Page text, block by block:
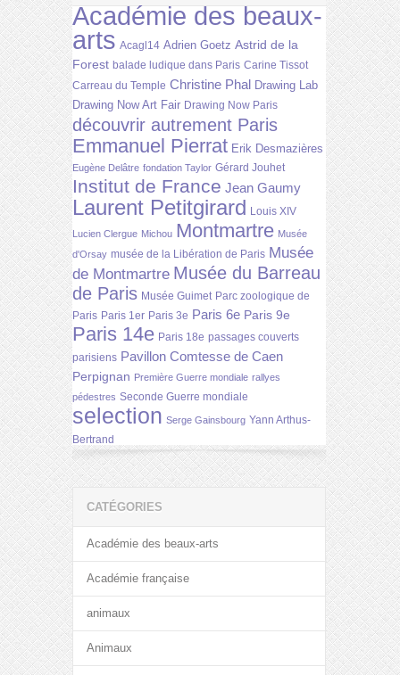
Académie des beaux-
arts Acagl14 Adrien Goetz Astrid de la
Forest balade ludique dans Paris Carine Tissot
Carreau du Temple Christine Phal Drawing Lab
Drawing Now Art Fair Drawing Now Paris
découvrir autrement Paris
Emmanuel Pierrat Erik Desmazières
Eugène Delâtre fondation Taylor Gérard Jouhet
Institut de France Jean Gaumy
Laurent Petitgirard Louis XIV
Lucien Clergue Michou Montmartre Musée
d'Orsay musée de la Libération de Paris Musée
de Montmartre Musée du Barreau
de Paris Musée Guimet Parc zoologique de
Paris Paris 1er Paris 3e Paris 6e Paris 9e
Paris 14e Paris 18e passages couverts
parisiens Pavillon Comtesse de Caen
Perpignan Première Guerre mondiale rallyes
pédestres Seconde Guerre mondiale
selection Serge Gainsbourg Yann Arthus-
Bertrand
CATÉGORIES
Académie des beaux-arts
Académie française
animaux
Animaux